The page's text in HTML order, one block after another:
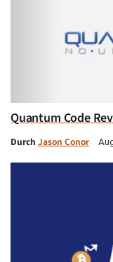
Quantum Code
Durch Jason Conor